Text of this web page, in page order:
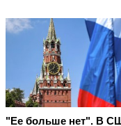
"Ее больше нет". В